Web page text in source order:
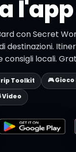
con Secret
destinazioni.
locali.
Toolkit
🎮
Video